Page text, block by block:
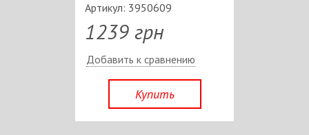
Артикул: 3950609
1239 грн
Добавить к сравнению
Купить